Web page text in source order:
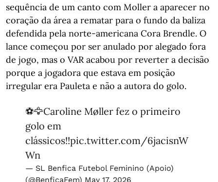
sequência de um canto com Moller a aparecer no
coração da área a rematar para o fundo da baliza
defendida pela norte-americana Cora Brendle. O
lance começou por ser anulado por alegado fora
de jogo, mas o VAR acabou por reverter a decisão
porque a jogadora que estava em posição
irregular era Pauleta e não a autora do golo.
⚽️🦅Caroline Møller fez o primeiro
golo em
clássicos!!pic.twitter.com/6jacisnW
Wn
— SL Benfica Futebol Feminino (Apoio)
(@BenficaFem) May 17, 2026